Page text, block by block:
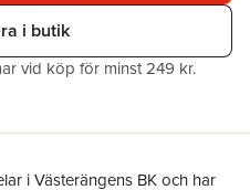
i butik
vid köp för minst 249 kr.
i Västerängens BK och har